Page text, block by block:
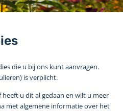
die u bij ons kunt aanvragen.
is verplicht.
u dit al gedaan en wilt u meer
met algemene informatie over het